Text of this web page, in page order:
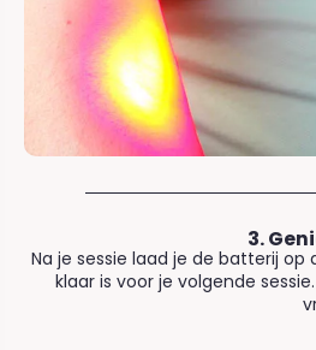
3.
Na je sessie laad je de batterij op
klaar is voor je volgende